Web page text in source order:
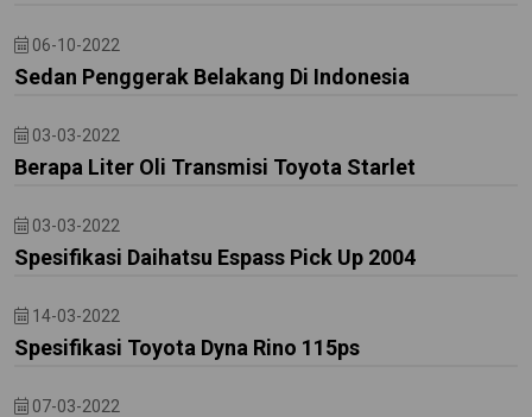
06-10-2022
Sedan Penggerak Belakang Di Indonesia
03-03-2022
Berapa Liter Oli Transmisi Toyota Starlet
03-03-2022
Spesifikasi Daihatsu Espass Pick Up 2004
14-03-2022
Spesifikasi Toyota Dyna Rino 115ps
07-03-2022